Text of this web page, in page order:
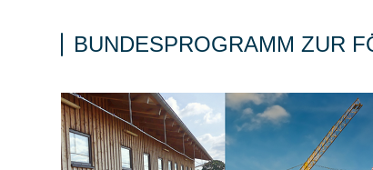
BUNDESPROGRAMM ZUR